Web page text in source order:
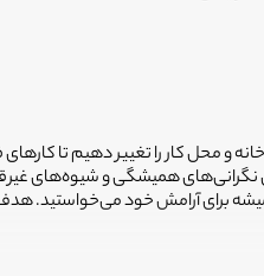
و محل کار را تغییر دهیم تا
نگرانی‌های همیشگی و شیوه‌های
برای آرامش خود می‌خواستید.